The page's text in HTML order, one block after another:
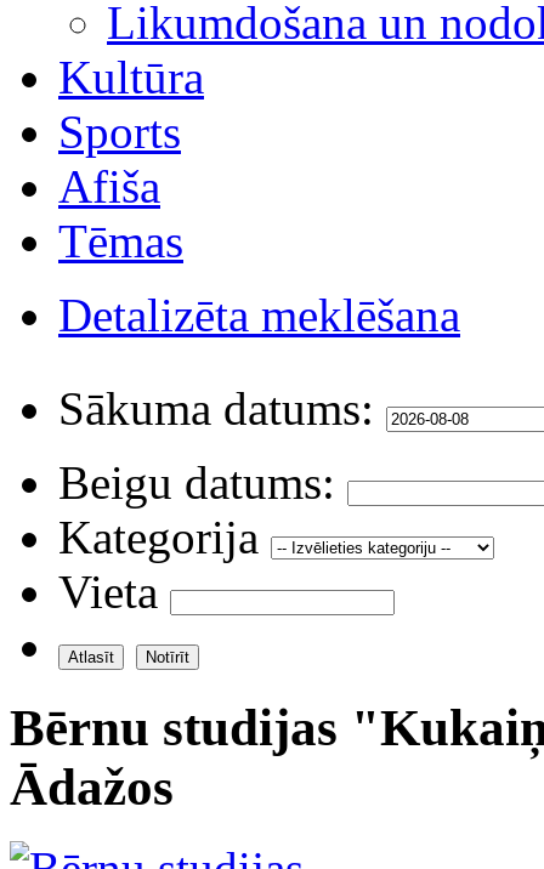
Likumdošana un
Kultūra
Sports
Afiša
Tēmas
Detalizēta meklēšana
Sākuma datums:
Beigu datums:
Kategorija
Vieta
Bērnu studijas
Ādažos